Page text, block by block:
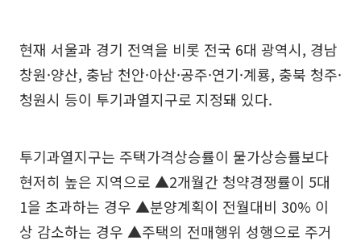
현재 서울과 경기 전역을 비롯 전국 6대 광역시, 경남
창원·양산, 충남 천안·아산·공주·연기·계룡, 충북 청주·
청원시 등이 투기과열지구로 지정돼 있다.
투기과열지구는 주택가격상승률이 물가상승률보다
현저히 높은 지역으로 ▲2개월간 청약경쟁률이 5대
1을 초과하는 경우 ▲분양계획이 전월대비 30% 이
상 감소하는 경우 ▲주택의 전매행위 성행으로 주거